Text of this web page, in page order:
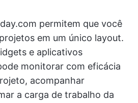
permitem que você
em um único layout.
e aplicativos
monitorar com eficácia
acompanhar
a carga de trabalho da